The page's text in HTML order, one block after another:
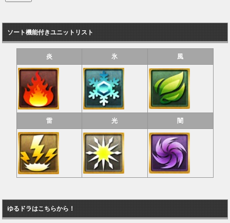
ソート機能付きユニットリスト
炎 氷 風
雷 光 闇
ゆるドラはこちらから！